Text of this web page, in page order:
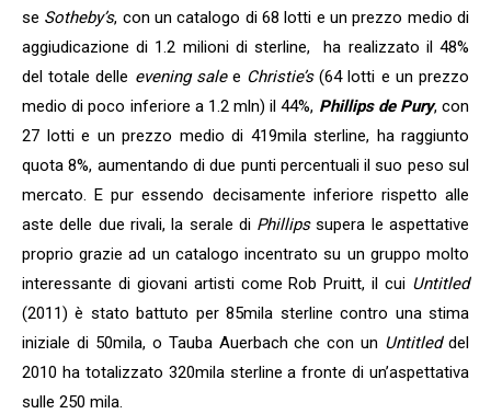
se Sotheby’s, con un catalogo di 68 lotti e un prezzo medio di
aggiudicazione di 1.2 milioni di sterline, ha realizzato il 48%
del totale delle evening salee Christie’s(64 lotti e un prezzo
medio di poco inferiore a 1.2 mln) il 44%, Phillips de Pury, con
27 lotti e un prezzo medio di 419mila sterline, ha raggiunto
quota 8%, aumentando di due punti percentuali il suo peso sul
mercato. E pur essendo decisamente inferiore rispetto alle
aste delle due rivali, la serale di Phillipssupera le aspettative
proprio grazie ad un catalogo incentrato su un gruppo molto
interessante di giovani artisti come Rob Pruitt, il cui Untitled
(2011) è stato battuto per 85mila sterline contro una stima
iniziale di 50mila, o Tauba Auerbach che con un Untitleddel
2010 ha totalizzato 320mila sterline a fronte di un’aspettativa
sulle 250 mila.